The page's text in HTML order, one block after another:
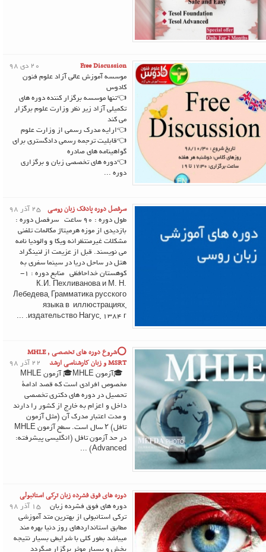
Free Discussion
20 دی 98
موسسه آموزش عالی آزاد علوم فنون
کادوس
👈تنها موسسه برگزار کننده دوره های
تکمیلی آزاد زیر نظر وزارت علوم برگزار
می کند
👈ارایه مدرک رسمی از وزارت علوم
👈قابلیت ترجمه رسمی دادگستری برای
گواهینامه های صادره
👈دوره های تخصصی زبان و برگزاری
دوره ...
سرفصل دوره پادفک زبان روسی 25 آذر 98
طول دوره : 90 ساعت سرفصل دوره :
بازدیدی از موزه هرمیتاژ مکالمات تلفنی
مشکلات غیرمنتظرانه ویکا و والودیا نامه
می نویسند. قبل از عزیمت از لنینگراد
هتل در ساحل دریا در سینما سفری به
کوهستان خداحافظی منابع دوره : 1-
К.И. Пехливанова и М. Н.
Лебедева, Грамматика русского
языка в иллюстрациях,
издательство Нагус, 1384 г. ...
⭕️شروع دوره های تخصصی MHLE ,
MSRT و زبان کارشناسی ارشد
22 آذر 98
🎓آزمون MHLE🎓 آزمون MHLE
مخصوص افرادی است که قصد ادامۀ
تحصیل در دوره‌ های دکتری تخصصی
داخل و اعزام به خارج از کشور را دارند
و مدت اعتبار مدرک آن (مثل آزمون
تافل) ۲ سال است. سطح آزمون MHLE
در حد آزمون تافل (انگلیسی پیشرفته:
Advanced) ...
دوره های فوق فشرده زبان ترکی استانبولی
15 آذر 98
دوره های فوق فشرده زبان
ترکی استانبولی از بهترین متد آموزشی
مطابق استانداردهای روز دنیا بهره مند
میباشد بطور کلی با شرایطی بسیار نتیجه
بخش و بسیار موثر برگزار میگردد